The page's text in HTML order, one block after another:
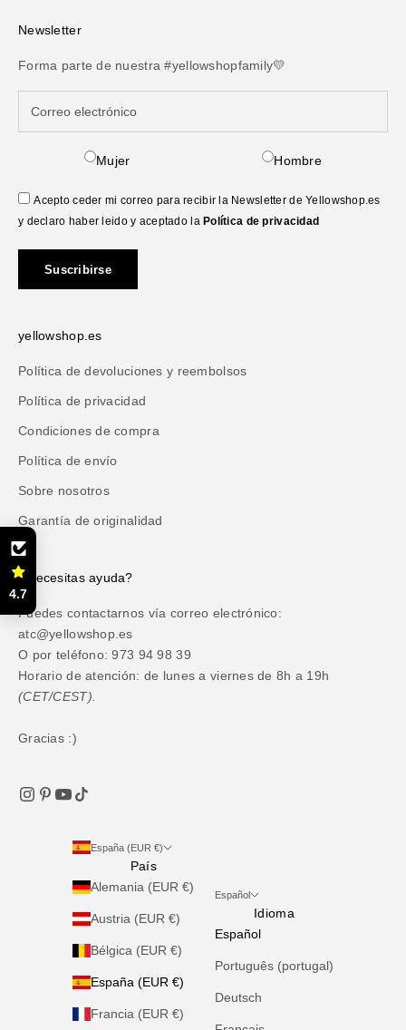
Newsletter
Forma parte de nuestra #yellowshopfamily💛
Mujer Hombre
Acepto ceder mi correo para recibir la Newsletter de Yellowshop.es
y declaro haber leido y aceptado la Política de privacidad
Suscribirse
yellowshop.es
Política de devoluciones y reembolsos
Política de privacidad
Condiciones de compra
Política de envío
Sobre nosotros
Garantía de originalidad
¿Necesitas ayuda?
Puedes contactarnos vía correo electrónico:
atc@yellowshop.es
O por teléfono: 973 94 98 39
Horario de atención: de lunes a viernes de 8h a 19h
(CET/CEST).
Gracias :)
España (EUR €)
País
Alemania (EUR €)
Austria (EUR €)
Bélgica (EUR €)
España (EUR €)
Francia (EUR €)
Español
Idioma
Español
Português (portugal)
Deutsch
4.7